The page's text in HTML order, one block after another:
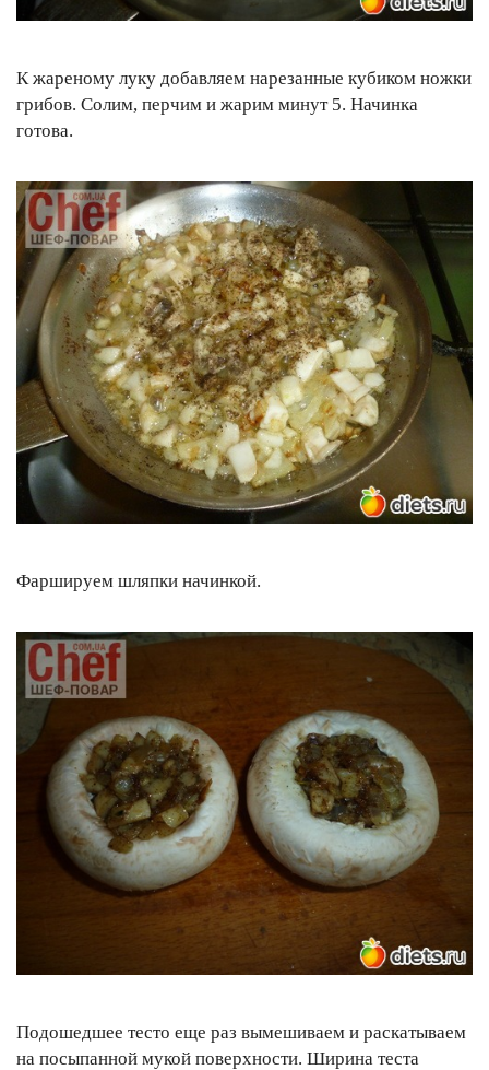
К жареному луку добавляем нарезанные кубиком ножки
грибов. Солим, перчим и жарим минут 5. Начинка
готова.
Фаршируем шляпки начинкой.
Подошедшее тесто еще раз вымешиваем и раскатываем
на посыпанной мукой поверхности. Ширина теста